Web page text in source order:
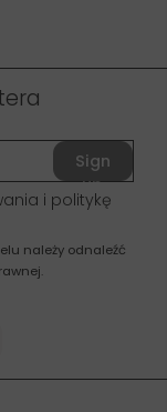
Sign
up
i politykę
należy odnaleźć